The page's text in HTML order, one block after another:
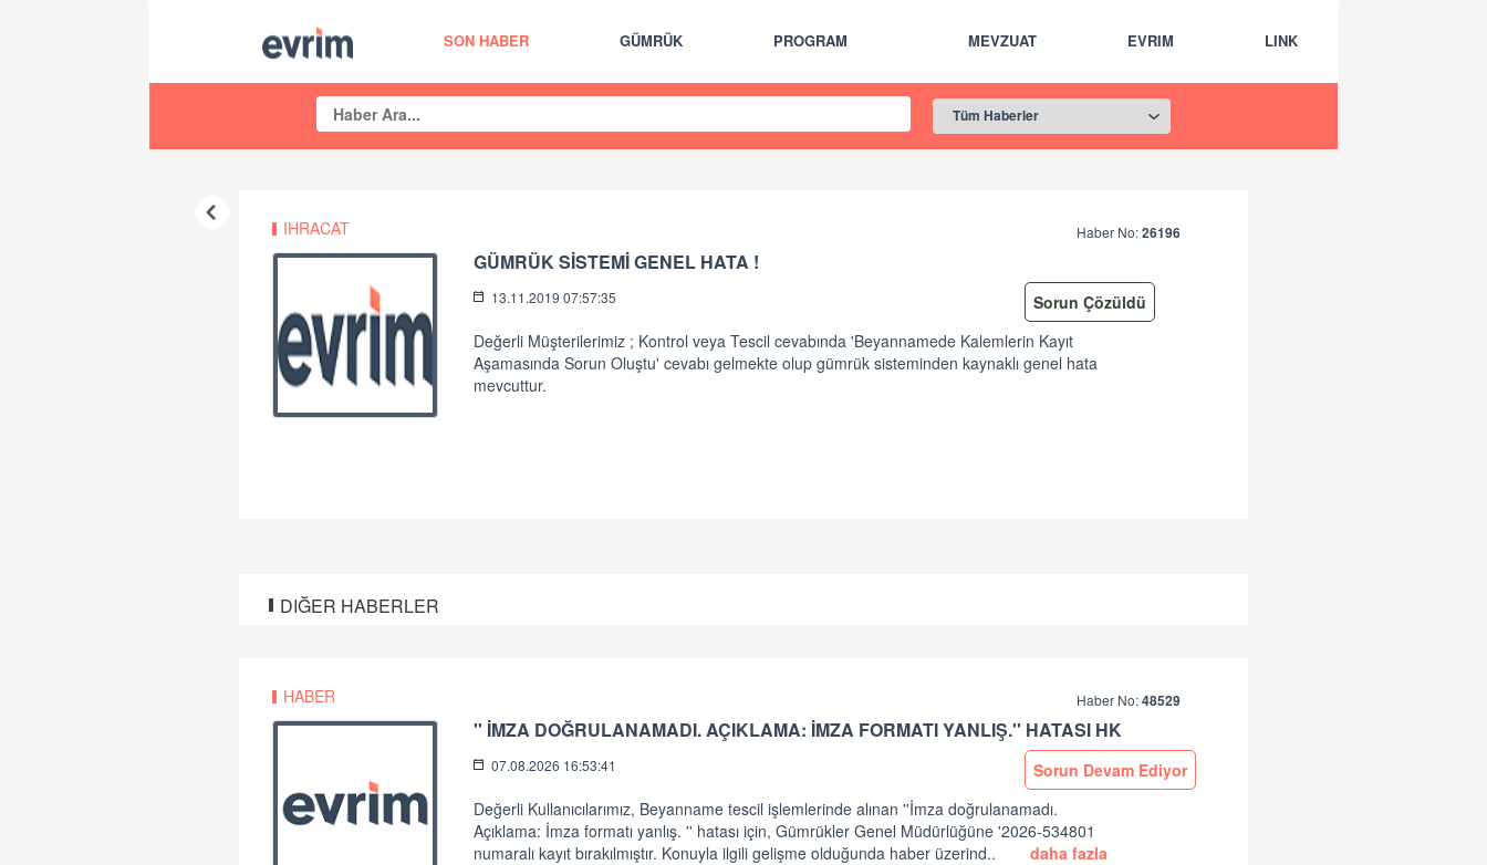
SON HABER GÜMRÜK PROGRAM MEVZUAT EVRIM LINK
IHRACAT Haber No:26196
GÜMRÜK SİSTEMİ GENEL HATA !
13.11.2019 07:57:35
Sorun Çözüldü
Değerli Müşterilerimiz ; Kontrol veya Tescil cevabında 'Beyannamede Kalemlerin Kayıt
Aşamasında Sorun Oluştu' cevabı gelmekte olup gümrük sisteminden kaynaklı genel hata
mevcuttur.
DIĞER HABERLER
HABER Haber No:48529
'' İMZA DOĞRULANAMADI. AÇIKLAMA: İMZA FORMATI YANLIŞ.'' HATASI HK
07.08.2026 16:53:41
Sorun Devam Ediyor
Değerli Kullanıcılarımız, Beyanname tescil işlemlerinde alınan ''İmza doğrulanamadı.
Açıklama: İmza formatı yanlış. '' hatası için, Gümrükler Genel Müdürlüğüne '2026-534801
numaralı kayıt bırakılmıştır. Konuyla ilgili gelişme olduğunda haber üzerind..
daha fazla